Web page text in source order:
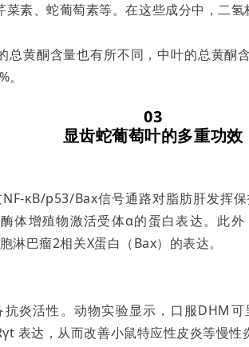
素、蛇葡萄素等。在这些成分中，二氢
总黄酮含量也有所不同，中叶的总黄酮
03
显齿蛇葡萄叶的多重功效
κB/p53/Bax信号通路对脂肪肝发挥
体增殖物激活受体α的蛋白表达。此
淋巴瘤2相关X蛋白（Bax）的表达。
炎活性。动物实验显示，口服DHM可
表达，从而改善小鼠特应性皮炎等慢性